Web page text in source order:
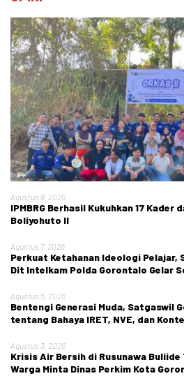
Agustus 8, 2026
IPMBRG Berhasil Kukuhkan 17 Kader
Boliyohuto II
Agustus 7, 2026
Perkuat Ketahanan Ideologi Pelajar,
Dit Intelkam Polda Gorontalo Gelar
Agustus 5, 2026
Bentengi Generasi Muda, Satgaswil
tentang Bahaya IRET, NVE, dan
Agustus 3, 2026
Krisis Air Bersih di Rusunawa
Warga Minta Dinas Perkim Kota